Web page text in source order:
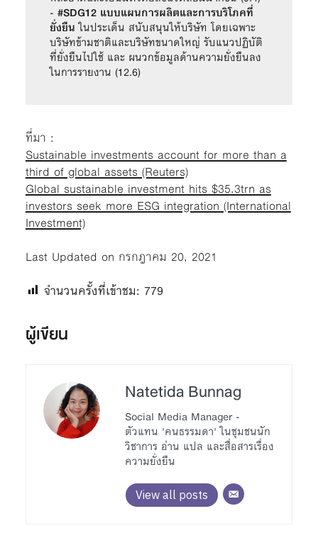
- #SDG12 แบบแผนการผลิตและการบริโภคที่
ยั่งยืน ในประเด็น สนับสนุนให้บริษัท โดยเฉพาะ
บริษัทข้ามชาติและบริษัทขนาดใหญ่ รับแนวปฏิบัติ
ที่ยั่งยืนไปใช้ และ ผนวกข้อมูลด้านความยั่งยืนลง
ในการรายงาน (12.6)
ที่มา :
Sustainable investments account for more than a
third of global assets (Reuters)
Global sustainable investment hits $35.3trn as
investors seek more ESG integration (International
Investment)
Last Updated on กรกฎาคม 20, 2021
จำนวนครั้งที่เข้าชม: 779
ผู้เขียน
Natetida Bunnag
Social Media Manager -
ตัวแทน 'คนธรรมดา' ในชุมชนนัก
วิชาการ อ่าน แปล และสื่อสารเรื่อง
ความยั่งยืน
View all posts